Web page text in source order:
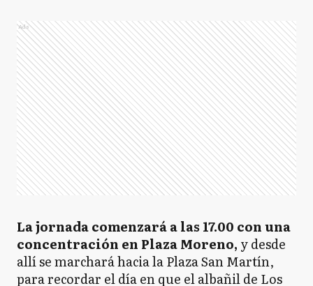
Ads
La jornada comenzará a las 17.00 con una
concentración en Plaza Moreno, y desde
allí se marchará hacia la Plaza San Martín,
para recordar el día en que el albañil de Los